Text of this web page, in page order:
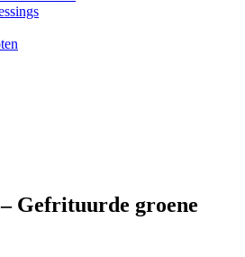
Gefrituurde groene